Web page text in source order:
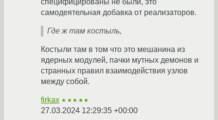
специфицированы не были, это
самодеятельная добавка от реализаторов.
Где ж там костыль,
Костыли там в том что это мешанина из
ядерных модулей, пачки мутных демонов и
странных правил взаимодействия узлов
между собой.
firkax ★★★★★
27.03.2024 12:29:35 +00:00